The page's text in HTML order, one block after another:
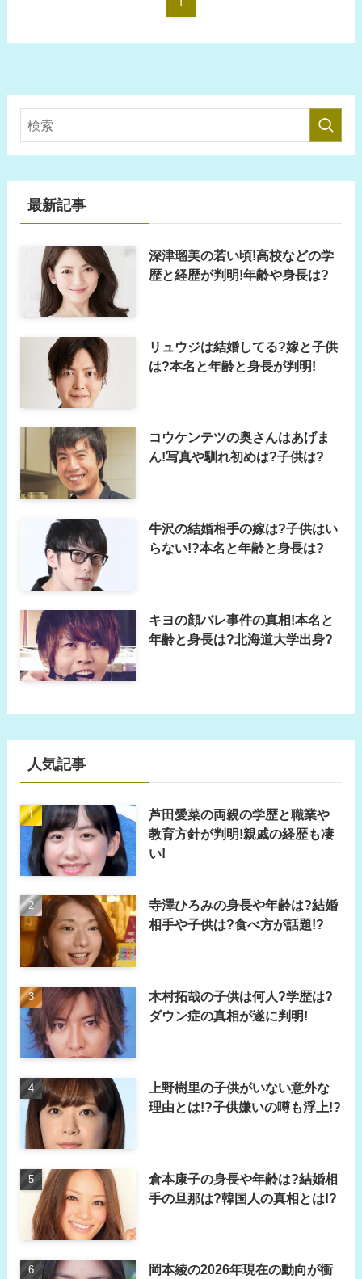
最新記事
深津瑠美の若い頃!高校などの学
歴と経歴が判明!年齢や身長は?
リュウジは結婚してる?嫁と子供
は?本名と年齢と身長が判明!
コウケンテツの奥さんはあげま
ん!写真や馴れ初めは?子供は?
牛沢の結婚相手の嫁は?子供はい
らない!?本名と年齢と身長は?
キヨの顔バレ事件の真相!本名と
年齢と身長は?北海道大学出身?
人気記事
芦田愛菜の両親の学歴と職業や
教育方針が判明!親戚の経歴も凄
い!
寺澤ひろみの身長や年齢は?結婚
相手や子供は?食べ方が話題!?
木村拓哉の子供は何人?学歴は?
ダウン症の真相が遂に判明!
上野樹里の子供がいない意外な
理由とは!?子供嫌いの噂も浮上!?
倉本康子の身長や年齢は?結婚相
手の旦那は?韓国人の真相とは!?
岡本綾の2026年現在の動向が衝